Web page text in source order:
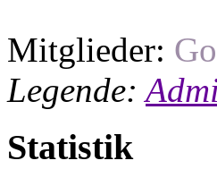
Mitglieder:
Legende:
Statistik